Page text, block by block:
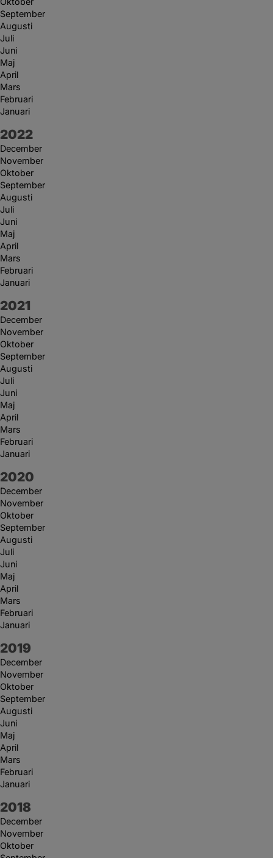
September
Augusti
Juli
Juni
Maj
April
Mars
Februari
Januari
År:
2022
December
November
Oktober
September
Augusti
Juli
Juni
Maj
April
Mars
Februari
Januari
År:
2021
December
November
Oktober
September
Augusti
Juli
Juni
Maj
April
Mars
Februari
Januari
År:
2020
December
November
Oktober
September
Augusti
Juli
Juni
Maj
April
Mars
Februari
Januari
År:
2019
December
November
Oktober
September
Augusti
Juni
Maj
April
Mars
Februari
Januari
År:
2018
December
November
Oktober